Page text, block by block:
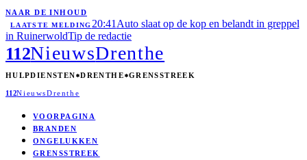
NAAR DE INHOUD
LAATSTE MELDING 20:41 Auto slaat op de kop en belandt in greppel
in RuinerwoldTip de redactie
112NieuwsDrenthe
HULPDIENSTEN DRENTHE GRENSSTREEK
112NieuwsDrenthe
VOORPAGINA
BRANDEN
ONGELUKKEN
GRENSSTREEK